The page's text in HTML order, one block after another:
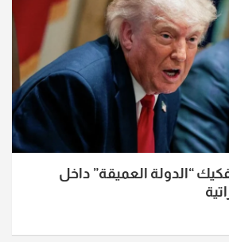
“الدولة العميقة” داخل